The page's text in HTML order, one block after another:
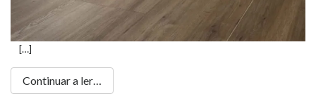
[…]
Continuar a ler…